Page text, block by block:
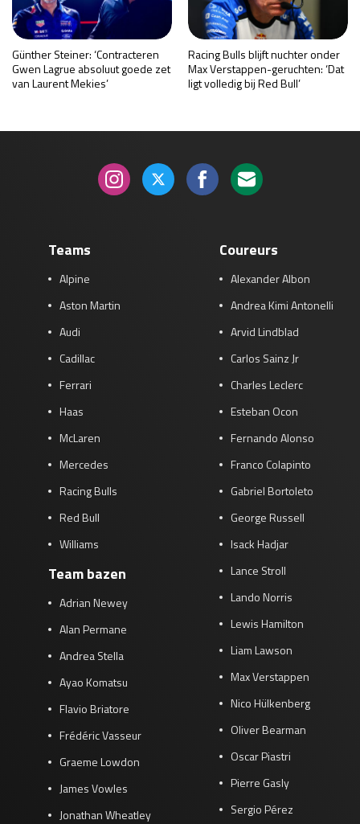
Günther Steiner: ‘Contracteren
Gwen Lagrue absoluut goede zet
van Laurent Mekies’
Racing Bulls blijft nuchter onder
Max Verstappen-geruchten: ‘Dat
ligt volledig bij Red Bull’
Teams
Alpine
Aston Martin
Audi
Cadillac
Ferrari
Haas
McLaren
Mercedes
Racing Bulls
Red Bull
Williams
Team bazen
Adrian Newey
Alan Permane
Andrea Stella
Ayao Komatsu
Flavio Briatore
Frédéric Vasseur
Graeme Lowdon
James Vowles
Jonathan Wheatley
Coureurs
Alexander Albon
Andrea Kimi Antonelli
Arvid Lindblad
Carlos Sainz Jr
Charles Leclerc
Esteban Ocon
Fernando Alonso
Franco Colapinto
Gabriel Bortoleto
George Russell
Isack Hadjar
Lance Stroll
Lando Norris
Lewis Hamilton
Liam Lawson
Max Verstappen
Nico Hülkenberg
Oliver Bearman
Oscar Piastri
Pierre Gasly
Sergio Pérez